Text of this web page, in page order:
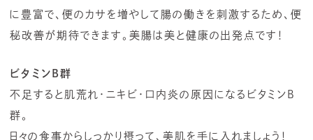
に豊富で、便のカサを増やして腸の働きを刺激するため、便
秘改善が期待できます。美腸は美と健康の出発点です！
ビタミンB群
不足すると肌荒れ・ニキビ・口内炎の原因になるビタミンB
群。
日々の食事からしっかり摂って、美肌を手に入れましょう！